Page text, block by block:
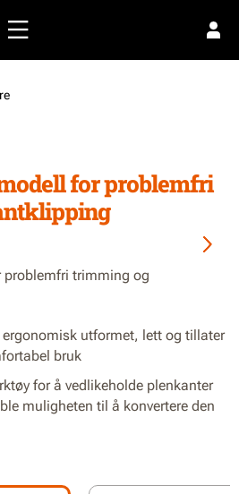
for problemfri
trimming og
utformet, lett og tillater
bruk
for å vedlikeholde plenkanter
muligheten til å konvertere den